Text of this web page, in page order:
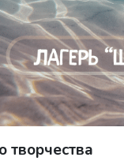
творчества